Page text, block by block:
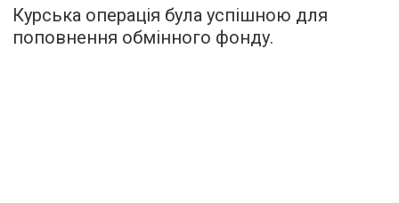
Курська операція була успішною для
поповнення обмінного фонду.